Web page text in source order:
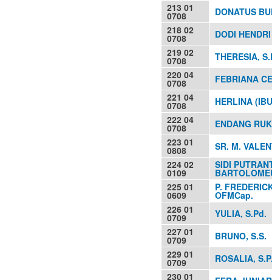
213 01
0708
DONATUS
218 02
0708
DODI
219 02
0708
THERESIA,
220 04
0708
FEBRIANA
221 04
0708
HERLINA
222 04
0708
ENDANG
223 01
0808
SR. M.
224 02
0109
SIDI
225 01
0609
P.
OFMCap.
226 01
0709
YULIA, S.Pd.
227 01
0709
BRUNO, S.S.
229 01
0709
ROSALIA,
230 01